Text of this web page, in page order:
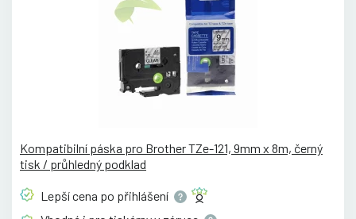
Kompatibilní páska pro Brother TZe-121, 9mm x 8m, černý
tisk / průhledný podklad
Lepší cena po přihlášení